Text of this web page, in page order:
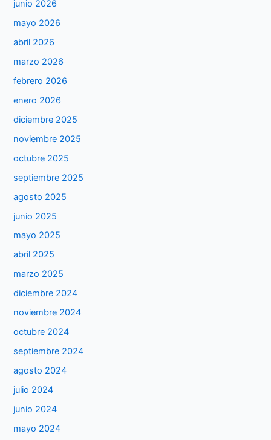
junio 2026
mayo 2026
abril 2026
marzo 2026
febrero 2026
enero 2026
diciembre 2025
noviembre 2025
octubre 2025
septiembre 2025
agosto 2025
junio 2025
mayo 2025
abril 2025
marzo 2025
diciembre 2024
noviembre 2024
octubre 2024
septiembre 2024
agosto 2024
julio 2024
junio 2024
mayo 2024